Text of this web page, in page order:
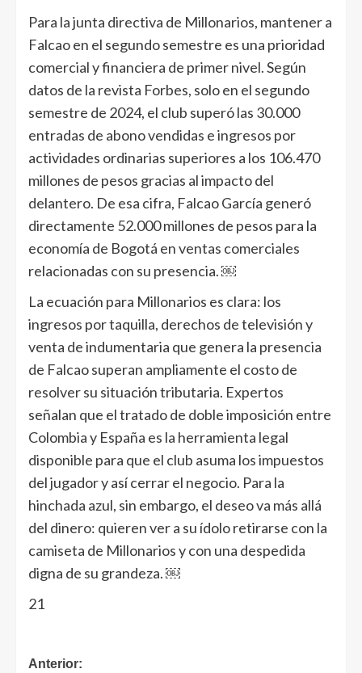
Para la junta directiva de Millonarios, mantener a
Falcao en el segundo semestre es una prioridad
comercial y financiera de primer nivel. Según
datos de la revista Forbes, solo en el segundo
semestre de 2024, el club superó las 30.000
entradas de abono vendidas e ingresos por
actividades ordinarias superiores a los 106.470
millones de pesos gracias al impacto del
delantero. De esa cifra, Falcao García generó
directamente 52.000 millones de pesos para la
economía de Bogotá en ventas comerciales
relacionadas con su presencia. ￼
La ecuación para Millonarios es clara: los
ingresos por taquilla, derechos de televisión y
venta de indumentaria que genera la presencia
de Falcao superan ampliamente el costo de
resolver su situación tributaria. Expertos
señalan que el tratado de doble imposición entre
Colombia y España es la herramienta legal
disponible para que el club asuma los impuestos
del jugador y así cerrar el negocio. Para la
hinchada azul, sin embargo, el deseo va más allá
del dinero: quieren ver a su ídolo retirarse con la
camiseta de Millonarios y con una despedida
digna de su grandeza. ￼
21
Anterior: